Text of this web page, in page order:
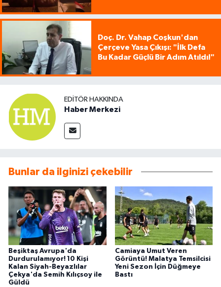
Doç. Dr. Vahap Coşkun'dan
Çerçeve Yasa Çıkışı: "İlk Defa
Bu Kadar Güçlü Bir Adım Atıldı!"
EDITÖR HAKKINDA
Haber Merkezi
Bunlar da ilginizi çekebilir
Beşiktaş Avrupa'da
Durdurulamıyor! 10 Kişi
Kalan Siyah-Beyazlılar
Çekya'da Semih Kılıçsoy ile
Güldü
Camiaya Umut Veren
Görüntü! Malatya Temsilcisi
Yeni Sezon İçin Düğmeye
Bastı